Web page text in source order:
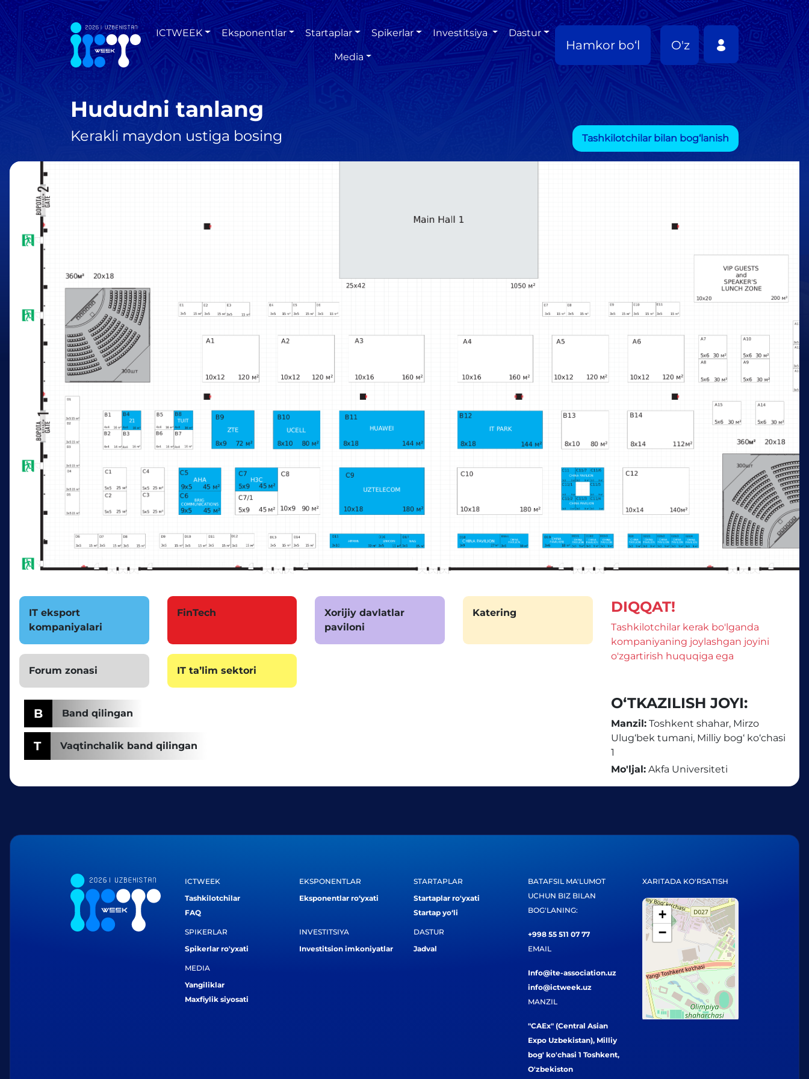
ICTWEEK Eksponentlar Startaplar Spikerlar Investitsiya Dastur
Media
Hamkor bo‘l O'z
Hududni tanlang
Kerakli maydon ustiga bosing Tashkilotchilar bilan bog‘lanish
IT eksport
kompaniyalari
FinTech
Xorijiy davlatlar
paviloni
Katering
Forum zonasi IT taʼlim sektori
B Band qilingan
T Vaqtinchalik band qilingan
DIQQAT!
Tashkilotchilar kerak bo'lganda
kompaniyaning joylashgan joyini
o'zgartirish huquqiga ega
O‘TKAZILISH JOYI:
Manzil: Toshkent shahar, Mirzo
Ulug‘bek tumani, Milliy bog‘ ko‘chasi
1
Mo'ljal: Akfa Universiteti
ICTWEEK
Tashkilotchilar
FAQ
EKSPONENTLAR
Eksponentlar ro‘yxati
STARTAPLAR
Startaplar ro'yxati
Startap yo‘li
SPIKERLAR
Spikerlar ro'yxati
INVESTITSIYA
Investitsion imkoniyatlar
DASTUR
Jadval
MEDIA
Yangiliklar
Maxfiylik siyosati
BATAFSIL MA'LUMOT
UCHUN BIZ BILAN
BOG'LANING:
+998 55 511 07 77
EMAIL
Info@ite-association.uz
info@ictweek.uz
MANZIL
"CAEx" (Central Asian
Expo Uzbekistan), Milliy
bog' ko'chasi 1 Toshkent,
O'zbekiston
XARITADA KO'RSATISH
+
−